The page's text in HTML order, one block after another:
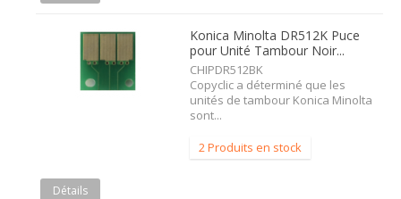
Konica Minolta DR512K Puce
pour Unité Tambour Noir...
CHIPDR512BK
Copyclic a déterminé que les
unités de tambour Konica Minolta
sont...
2 Produits en stock
Détails